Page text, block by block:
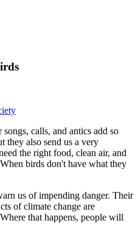
calls, and antics add so
they also send us a very
the right food, clean air, and
birds don't have what they
us of impending danger. Their
of climate change are
that happens, people will